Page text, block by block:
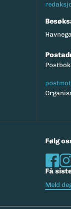
Følg
Få
Meld